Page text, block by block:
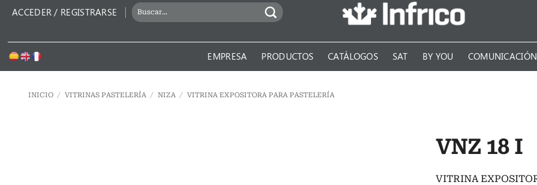
ACCEDER / REGISTRARSE
BUSCAR
POR:
EMPRESA PRODUCTOS CATÁLOGOS SAT BY YOU COMUNICACIÓN
INICIO / VITRINAS PASTELERÍA / NIZA / VITRINA EXPOSITORA PARA PASTELERÍA
VNZ 18 I
VITRINA